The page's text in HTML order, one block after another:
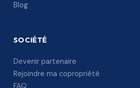
Blog
SOCIÉTÉ
Devenir partenaire
Rejoindre ma copropriété
FAQ